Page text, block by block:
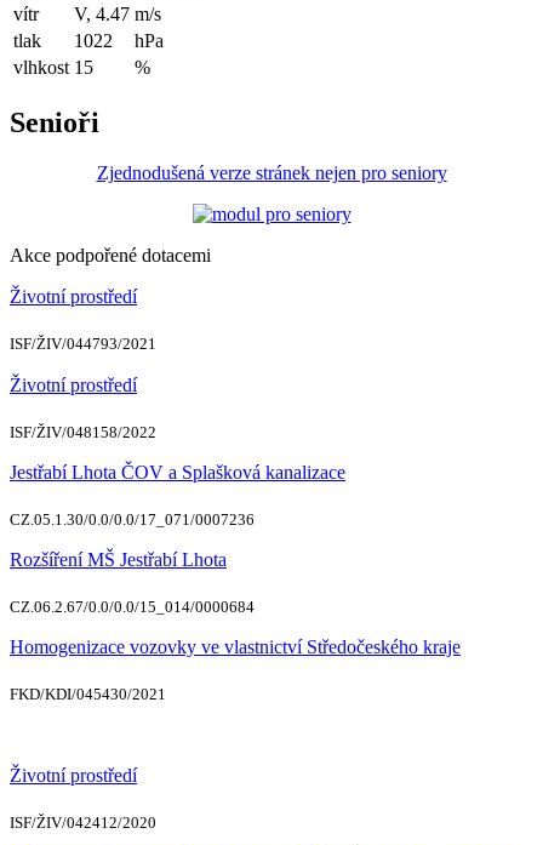
vítr
V, 4.47 m/s
tlak
1022
hPa
vlhkost 15 %
Senioři
Zjednodušená verze stránek nejen pro seniory
Akce podpořené dotacemi
Životní prostředí
ISF/ŽIV/044793/2021
Životní prostředí
ISF/ŽIV/048158/2022
Jestřabí Lhota ČOV a Splašková kanalizace
CZ.05.1.30/0.0/0.0/17_071/0007236
Rozšíření MŠ Jestřabí Lhota
CZ.06.2.67/0.0/0.0/15_014/0000684
Homogenizace vozovky ve vlastnictví Středočeského kraje
FKD/KDI/045430/2021
Životní prostředí
ISF/ŽIV/042412/2020